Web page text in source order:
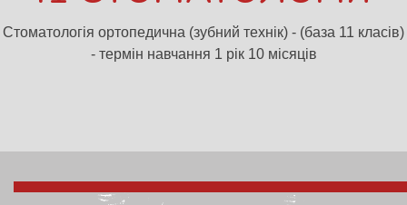
Стоматологія ортопедична (зубний технік) - (база 11 класів)
- термін навчання 1 рік 10 місяців